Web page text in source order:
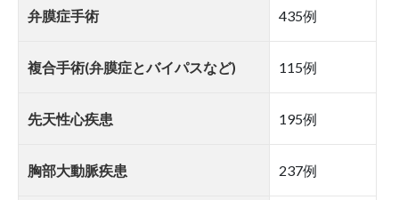
弁膜症手術 435例
複合手術(弁膜症とバイパスなど) 115例
先天性心疾患 195例
胸部大動脈疾患 237例